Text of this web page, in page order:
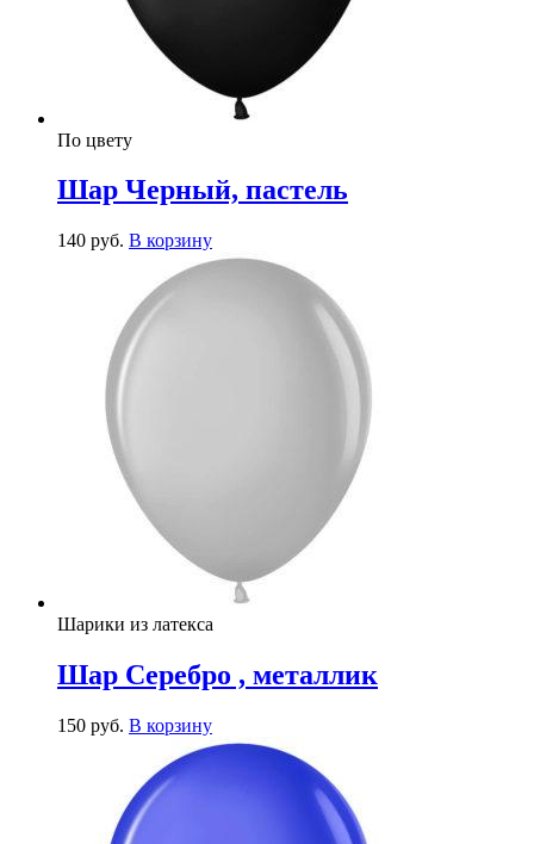
По цвету
Шар Черный, пастель
140 руб. В корзину
Шарики из латекса
Шар Серебро , металлик
150 руб. В корзину